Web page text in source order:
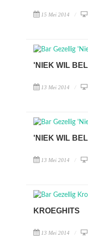
15 Mei 2014
'NIEK WIL
13 Mei 2014
'NIEK WIL
13 Mei 2014
KROEGHITS
13 Mei 2014